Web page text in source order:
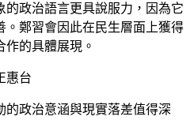
政治語言更具說服力，因為它
。鄭習會因此在民生層面上獲得
的具體展現。
惠台
的政治意涵與現實落差值得深